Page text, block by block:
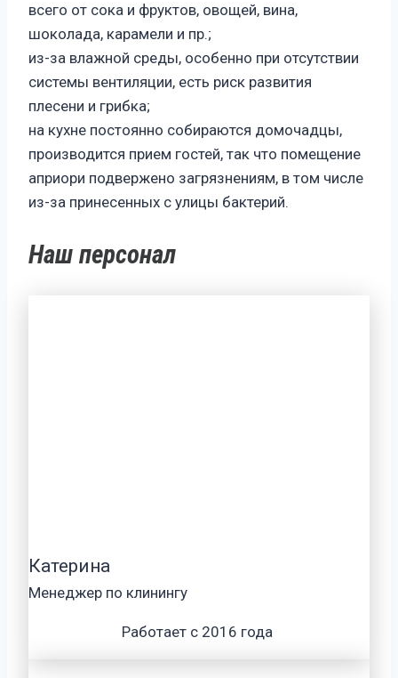
всего от сока и фруктов, овощей, вина,
шоколада, карамели и пр.;
из-за влажной среды, особенно при отсутствии
системы вентиляции, есть риск развития
плесени и грибка;
на кухне постоянно собираются домочадцы,
производится прием гостей, так что помещение
априори подвержено загрязнениям, в том числе
из-за принесенных с улицы бактерий.
Наш персонал
Катерина
Менеджер по клинингу
Работает с 2016 года